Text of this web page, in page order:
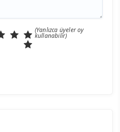
(Yanlızca üyeler oy
kullanabilir)